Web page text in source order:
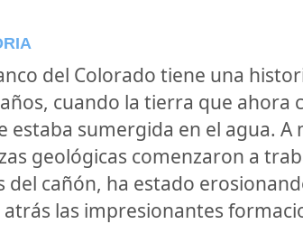
del Colorado tiene una
cuando la tierra que ahora
estaba sumergida en el agua. A
geológicas comenzaron a
del cañón, ha estado
las impresionantes